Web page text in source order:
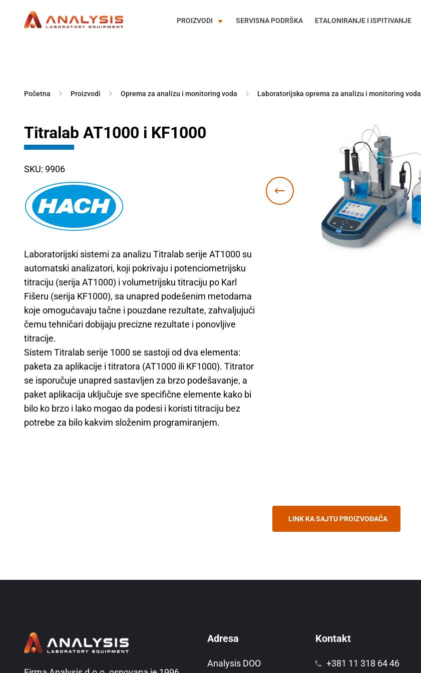
PROIZVODI SERVISNA PODRŠKA ETALONIRANJE I ISPITIVANJE
Početna Proizvodi Oprema za analizu i monitoring voda Laboratorijska oprema za analizu i monitoring voda
Titralab AT1000 i KF1000
SKU: 9906
Laboratorijski sistemi za analizu Titralab serije AT1000 su
automatski analizatori, koji pokrivaju i potenciometrijsku
titraciju (serija AT1000) i volumetrijsku titraciju po Karl
Fišeru (serija KF1000), sa unapred podešenim metodama
koje omogućavaju tačne i pouzdane rezultate, zahvaljujući
čemu tehničari dobijaju precizne rezultate i ponovljive
titracije.
Sistem Titralab serije 1000 se sastoji od dva elementa:
paketa za aplikacije i titratora (AT1000 ili KF1000). Titrator
se isporučuje unapred sastavljen za brzo podešavanje, a
paket aplikacija uključuje sve specifične elemente kako bi
bilo ko brzo i lako mogao da podesi i koristi titraciju bez
potrebe za bilo kakvim složenim programiranjem.
LINK KA SAJTU PROIZVOĐAČA
Adresa
Analysis DOO
Kontakt
+381 11 318 64 46